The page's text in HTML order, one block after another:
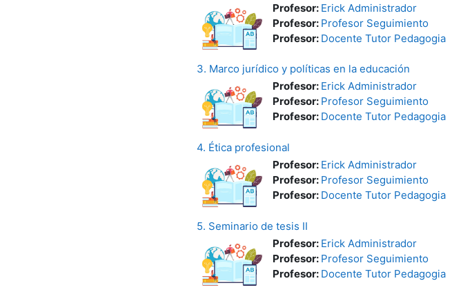
Profesor: Erick Administrador
Profesor: Profesor Seguimiento
Profesor: Docente Tutor Pedagogia
3. Marco jurídico y políticas en la educación
Profesor: Erick Administrador
Profesor: Profesor Seguimiento
Profesor: Docente Tutor Pedagogia
4. Ética profesional
Profesor: Erick Administrador
Profesor: Profesor Seguimiento
Profesor: Docente Tutor Pedagogia
5. Seminario de tesis II
Profesor: Erick Administrador
Profesor: Profesor Seguimiento
Profesor: Docente Tutor Pedagogia